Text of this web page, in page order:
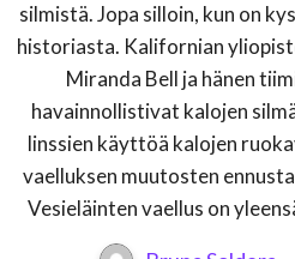
silmistä. Jopa silloin, kun on
historiasta. Kalifornian
Miranda Bell ja hänen
havainnollistivat kalojen
linssien käyttöä kalojen
vaelluksen muutosten
Vesieläinten vaellus on